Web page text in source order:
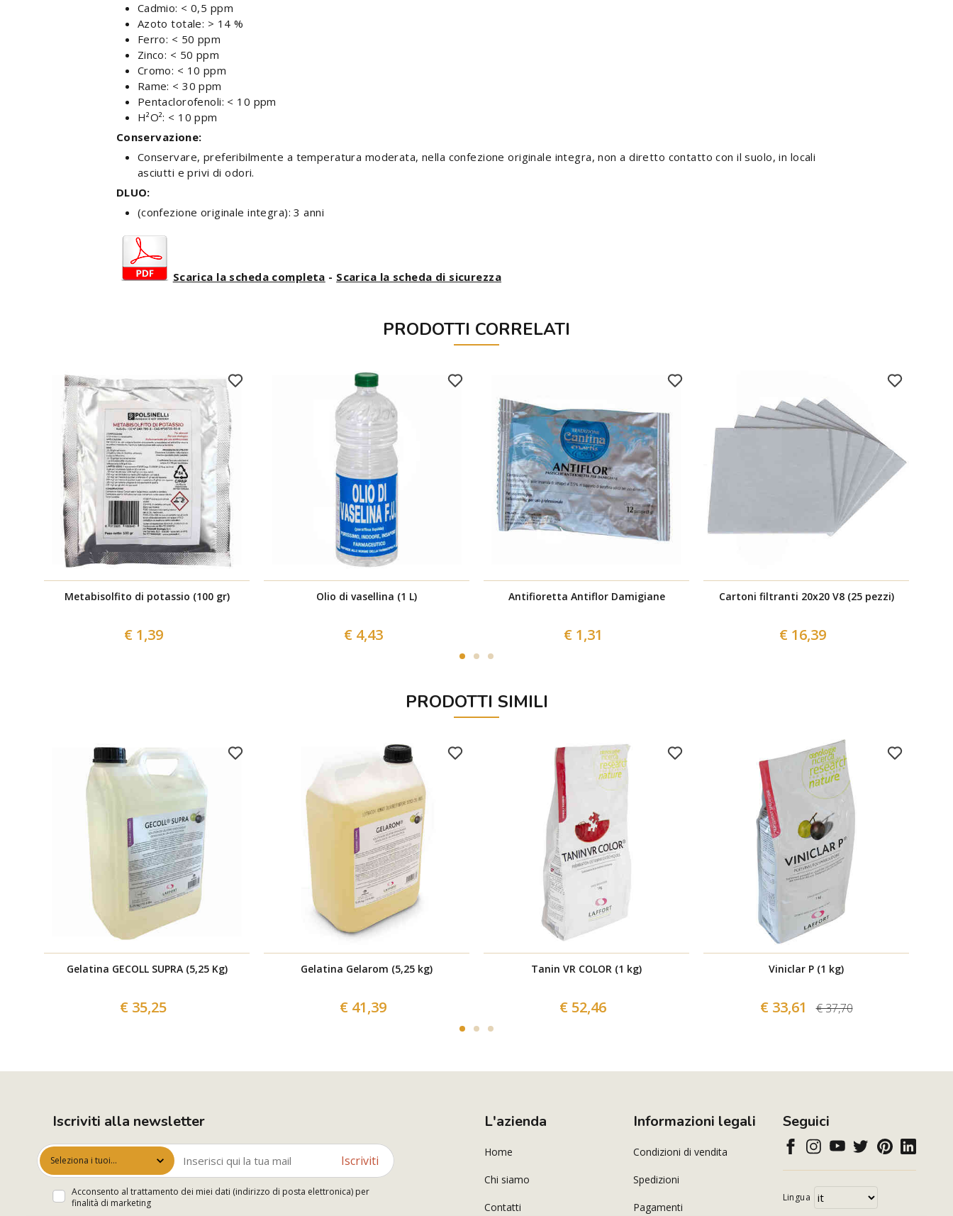
Cadmio: < 0,5 ppm
Azoto totale: > 14 %
Ferro: < 50 ppm
Zinco: < 50 ppm
Cromo: < 10 ppm
Rame: < 30 ppm
Pentaclorofenoli: < 10 ppm
H²O²: < 10 ppm
Conservazione:
Conservare, preferibilmente a temperatura moderata, nella confezione originale integra, non a diretto contatto con il suolo, in locali
asciutti e privi di odori.
DLUO:
(confezione originale integra): 3 anni
Scarica la scheda completa - Scarica la scheda di sicurezza
PRODOTTI CORRELATI
Metabisolfito di potassio (100 gr)
€ 1,39
Olio di vasellina (1 L)
€ 4,43
Antifioretta Antiflor Damigiane
€ 1,31
Cartoni filtranti 20x20 V8 (25 pezzi)
€ 16,39
PRODOTTI SIMILI
Gelatina GECOLL SUPRA (5,25 Kg)
€ 35,25
Gelatina Gelarom (5,25 kg)
€ 41,39
Tanin VR COLOR (1 kg)
€ 52,46
Viniclar P (1 kg)
€ 33,61 € 37,70
Iscriviti alla newsletter
Seleziona i tuoi
interessi
Iscriviti
Acconsento al trattamento dei miei dati (indirizzo di posta elettronica) per
finalità di marketing
L'azienda
Home
Chi siamo
Contatti
Informazioni legali
Condizioni di vendita
Spedizioni
Pagamenti
Seguici
Lingua